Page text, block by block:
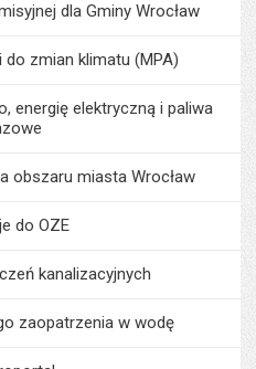
dla Gminy Wrocław
do zmian klimatu (MPA)
energię elektryczną i paliwa
obszaru miasta Wrocław
do OZE
kanalizacyjnych
zaopatrzenia w wodę